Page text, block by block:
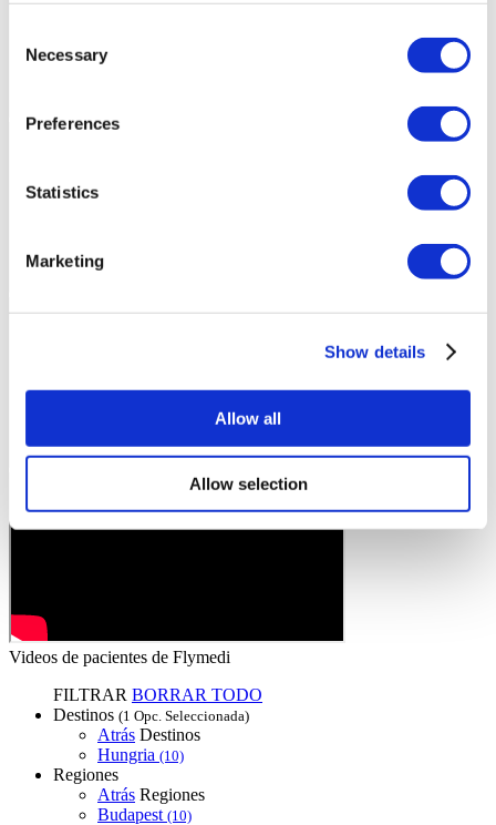
Selection
Necessary
Preferences
Statistics
Marketing
Show details
Allow all
Allow selection
Videos de pacientes de Flymedi
FILTRAR BORRAR TODO
Destinos (1 Opc. Seleccionada)
Atrás Destinos
Hungria (10)
Regiones
Atrás Regiones
Budapest (10)